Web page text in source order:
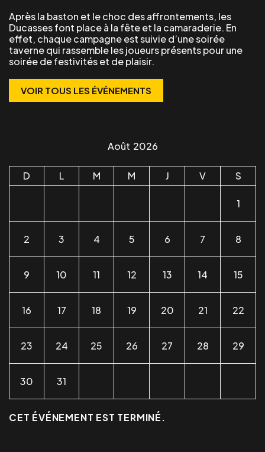
Après la baston et le choc des affrontements, les
Ducasses font place à la fête et la camaraderie. En
effet, chaque campagne est suivie d’une soirée
taverne qui rassemble les joueurs présents pour une
soirée de festivités et de plaisir.
VOIR TOUS LES ÉVÉNEMENTS
Août 2026
D L M M J V S
1
2 3 4 5 6 7 8
9 10 11 12 13 14 15
16 17 18 19 20 21 22
23 24 25 26 27 28 29
30 31
CET ÉVÉNEMENT EST TERMINÉ.